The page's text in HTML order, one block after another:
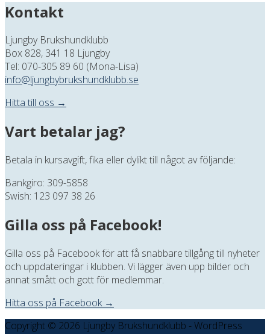
Kontakt
Ljungby Brukshundklubb
Box 828, 341 18 Ljungby
Tel: 070-305 89 60 (Mona-Lisa)
info@ljungbybrukshundklubb.se
Hitta till oss →
Vart betalar jag?
Betala in kursavgift, fika eller dylikt till något av följande:
Bankgiro: 309-5858
Swish: 123 097 38 26
Gilla oss på Facebook!
Gilla oss på Facebook för att få snabbare tillgång till nyheter
och uppdateringar i klubben. Vi lägger även upp bilder och
annat smått och gott för medlemmar.
Hitta oss på Facebook →
Copyright © 2026 Ljungby Brukshundklubb - WordPress